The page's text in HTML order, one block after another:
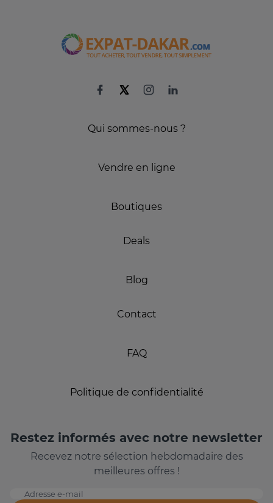
Qui sommes-nous ?
Vendre en ligne
Boutiques
Deals
Blog
Contact
FAQ
Politique de confidentialité
Restez informés avec notre newsletter
Recevez notre sélection hebdomadaire des
meilleures offres !
Adresse e-mail